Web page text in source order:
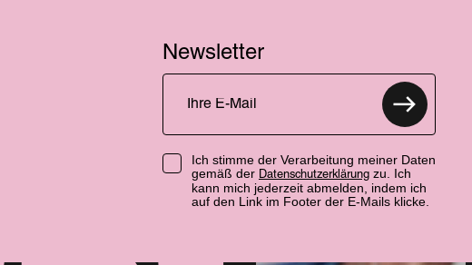
Newsletter
Ich stimme der Verarbeitung meiner Daten
gemäß der Datenschutzerklärung zu. Ich
kann mich jederzeit abmelden, indem ich
auf den Link im Footer der E-Mails klicke.